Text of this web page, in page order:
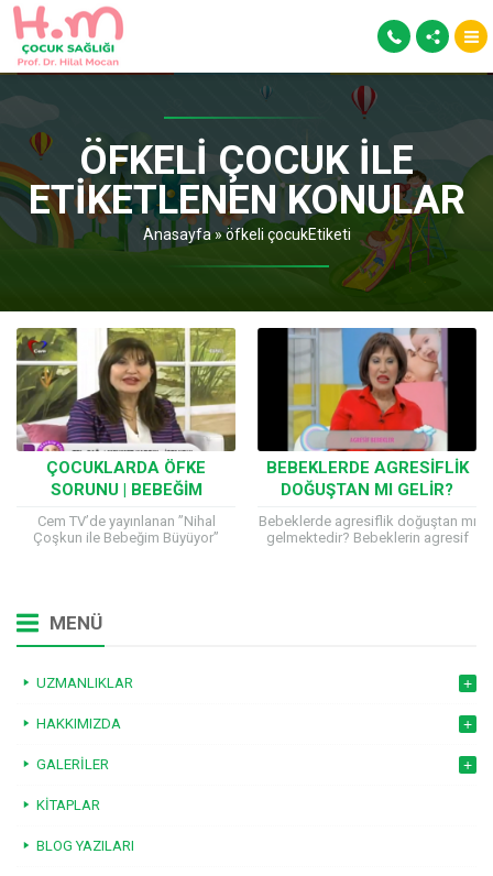
ÖFKELI ÇOCUK ILE
ETIKETLENEN KONULAR
Anasayfa»öfkeli çocukEtiketi
ÇOCUKLARDA ÖFKE
SORUNU | BEBEĞIM
BÜYÜYOR
Cem TV’de yayınlanan ”Nihal
Çoşkun ile Bebeğim Büyüyor”
BEBEKLERDE AGRESIFLIK
DOĞUŞTAN MI GELIR?
Bebeklerde agresiflik doğuştan mı
gelmektedir? Bebeklerin agresif
MENÜ
UZMANLIKLAR
HAKKIMIZDA
GALERILER
KITAPLAR
BLOG YAZILARI